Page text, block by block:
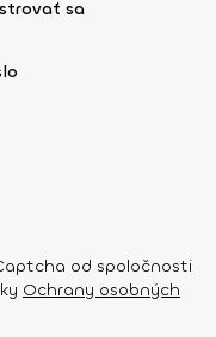
sa
od spoločnosti
Ochrany osobných